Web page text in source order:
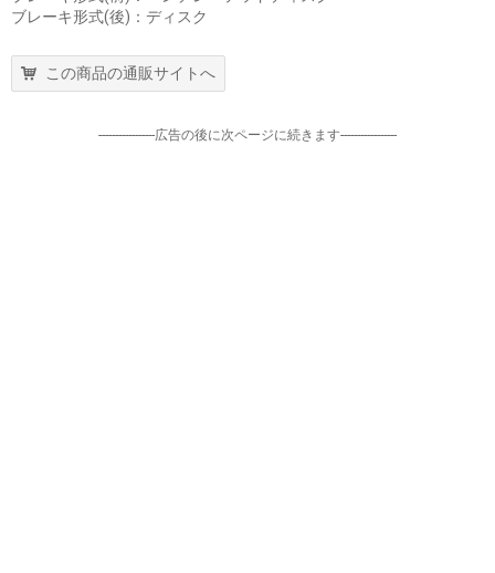
ブレーキ形式(後)：ディスク
この商品の通販サイトへ
-----------------広告の後に次ページに続きます-----------------